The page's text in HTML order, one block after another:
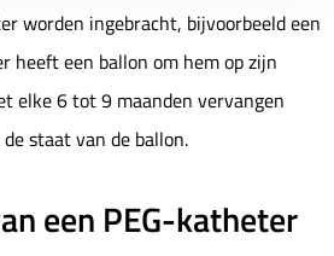
worden ingebracht, bijvoorbeeld een
heeft een ballon om hem op zijn
elke 6 tot 9 maanden vervangen
staat van de ballon.
een PEG-katheter